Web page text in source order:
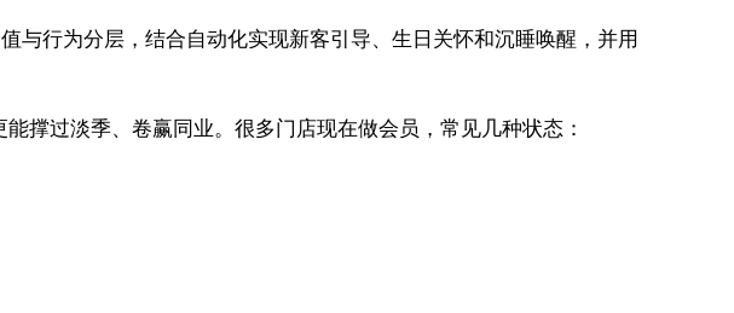
与行为分层，结合自动化实现新客引导、生日关怀和沉睡唤醒，并用
撑过淡季、卷赢同业。很多门店现在做会员，常见几种状态：